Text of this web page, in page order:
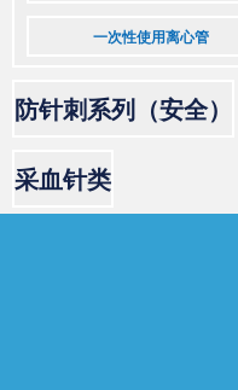
一次性使用离心管
防针刺系列（安全）
采血针类